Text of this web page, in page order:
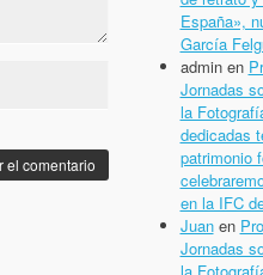
España»,
García
adminen
Jornadas
la
dedicadas
patrimonio
en la IFC
Juanen
Jornadas